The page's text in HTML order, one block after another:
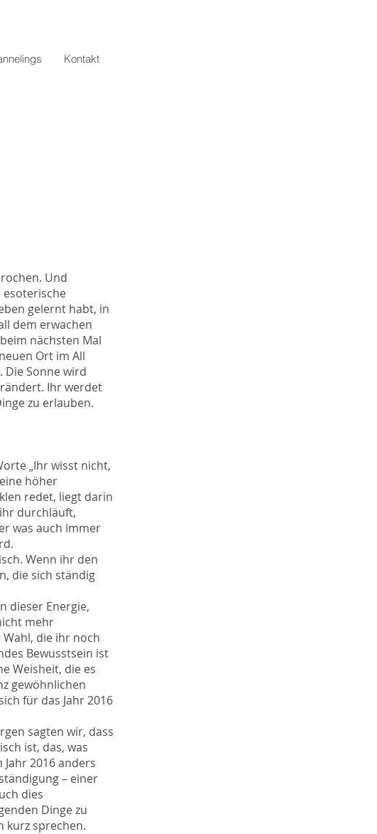
Kontakt
Und
esoterische
gelernt habt, in
dem erwachen
nächsten Mal
Ort im All
Sonne wird
Ihr werdet
zu erlauben.
„Ihr wisst nicht,
höher
redet, liegt darin
durchläuft,
was auch immer
Wenn ihr den
die sich ständig
dieser Energie,
mehr
die ihr noch
Bewusstsein ist
Weisheit, die es
gewöhnlichen
für das Jahr 2016
sagten wir, dass
ist, das, was
2016 anders
– einer
dies
Dinge zu
kurz sprechen.